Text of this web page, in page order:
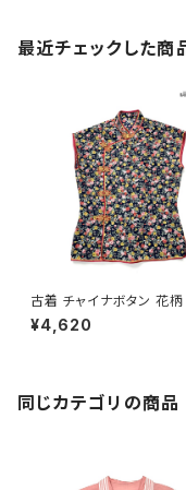
最近チェックした商
古着 チャイナボタン 花柄
スリーブ ブラウス 紺
001)
¥4,620
同じカテゴリの商品